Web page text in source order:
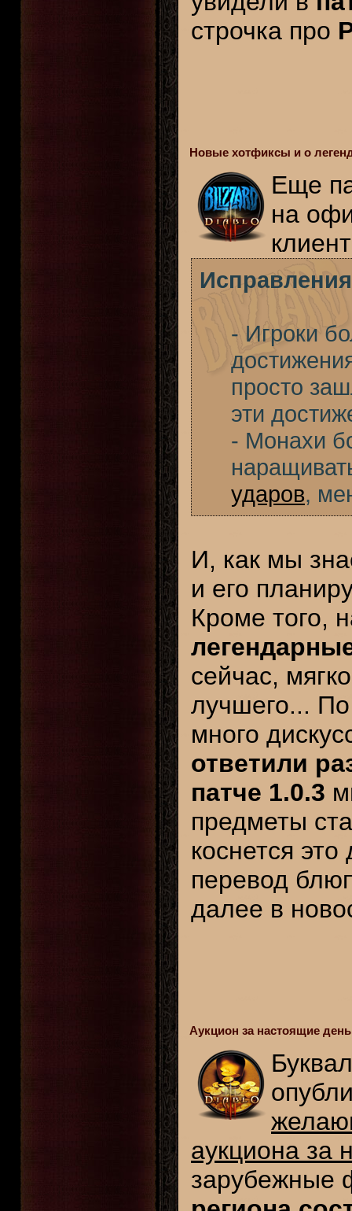
строчка про
Новые хотфиксы и о
Еще
на
Исправления
- Игроки
просто
эти
- Монахи
ударов,
И, как мы
и его
Кроме того,
сейчас,
лучшего...
много
ответили
патче 1.0.3
предметы
коснется
перевод
далее в
Аукцион за настоящие
аукциона за
зарубежные